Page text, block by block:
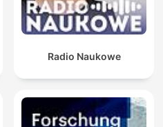
Radio Naukowe